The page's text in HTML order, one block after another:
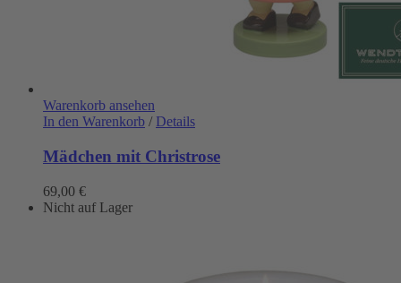
Warenkorb ansehen
In den Warenkorb / Details
Mädchen mit Christrose
69,00 €
Nicht auf Lager